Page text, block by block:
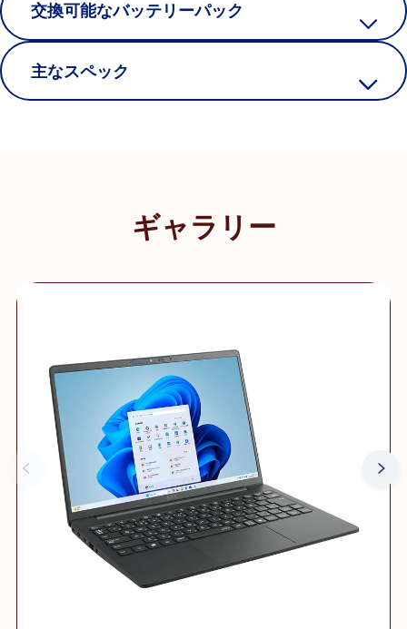
交換可能なバッテリーパック
主なスペック
ギャラリー